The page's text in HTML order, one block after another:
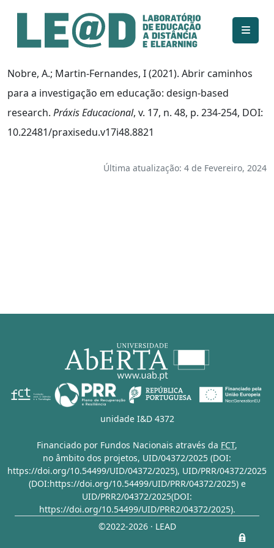
Ir para o conteúdo principal
Informações de acessibilidade
Mapa do site
Nobre, A.; Martin-Fernandes, I (2021). Abrir caminhos
para a investigação em educação: design-based
research. Práxis Educacional, v. 17, n. 48, p. 234-254, DOI:
10.22481/praxisedu.v17i48.8821
Última atualização: 4 de Fevereiro, 2024
unidade I&D 4372
Financiado por Fundos Nacionais através da FCT,
no âmbito dos projetos, UID/04372/2025 (DOI:
https://doi.org/10.54499/UID/04372/2025), UID/PRR/04372/2025
(DOI:https://doi.org/10.54499/UID/PRR/04372/2025)e
UID/PRR2/04372/2025(DOI:
https://doi.org/10.54499/UID/PRR2/04372/2025).
©2022-2026 · LEAD